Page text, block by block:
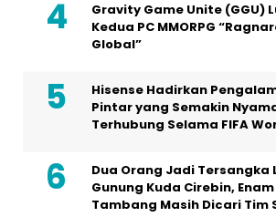
Gravity Game Unite (GGU)
Kedua PC MMORPG
Global”
Hisense Hadirkan
Pintar yang Semakin
Terhubung Selama FIFA
Dua Orang Jadi Tersangka
Gunung Kuda Cirebin,
Tambang Masih Dicari Tim